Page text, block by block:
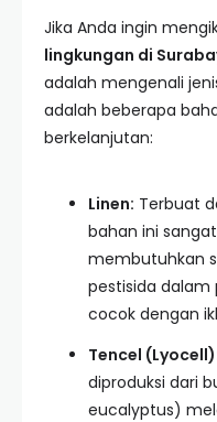
Jika Anda ingin
lingkungan di
adalah mengenali
adalah beberapa
berkelanjutan:
Linen: Terbuat
bahan ini
membutuhkan
pestisida dalam
cocok dengan
Tencel
diproduksi dari
eucalyptus)